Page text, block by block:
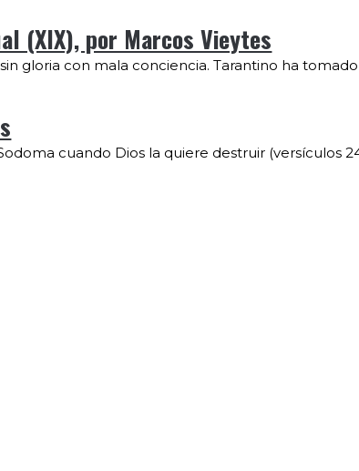
(XIX), por Marcos Vieytes
gloria con mala conciencia. Tarantino ha
cuando Dios la quiere destruir (versículos